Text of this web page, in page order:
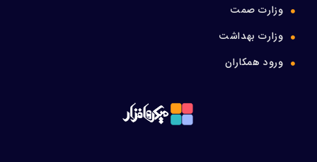
وزارت صمت
وزارت بهداشت
ورود همکاران